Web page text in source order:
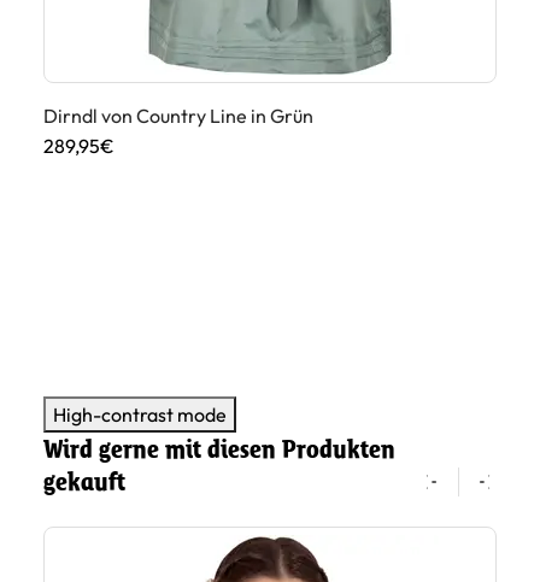
Dirndl von Country Line in Grün
289,95€
High-contrast mode
Wird gerne mit diesen Produkten
gekauft